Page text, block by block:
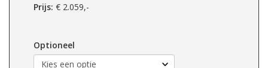
Prijs: € 2.059,-
Optioneel